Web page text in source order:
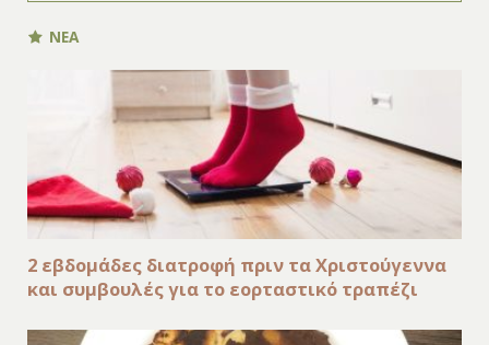
ΝΕΑ
2 εβδομάδες διατροφή πριν τα Χριστούγεννα
και συμβουλές για το εορταστικό τραπέζι